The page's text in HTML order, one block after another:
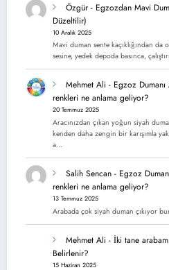
Özgür - Egzozdan Mavi
Düzeltilir)
10 Aralık 2025
Mavi duman sente kaçıklığından da
sesine, yedek depoda basınca,
Mehmet Ali - Egzoz
renkleri ne anlama geliyor?
20 Temmuz 2025
Aracınızdan çıkan yoğun siyah
kenden daha zengin bir karışımla
a…
Salih Sencan - Egzoz
renkleri ne anlama geliyor?
13 Temmuz 2025
Arabada çok siyah duman çıkıyor
Mehmet Ali - İki tane
Belirlenir?
15 Haziran 2025